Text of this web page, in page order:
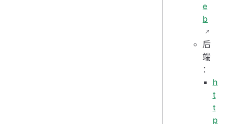
e
b
后
端
：
h
t
t
p